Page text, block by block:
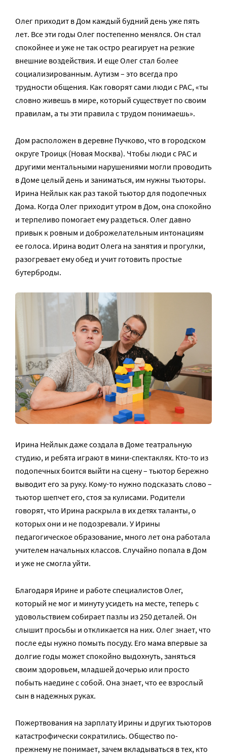
Олег приходит в Дом каждый будний день уже пять
лет. Все эти годы Олег постепенно менялся. Он стал
спокойнее и уже не так остро реагирует на резкие
внешние воздействия. И еще Олег стал более
социализированным. Аутизм – это всегда про
трудности общения. Как говорят сами люди с РАС, «ты
словно живешь в мире, который существует по своим
правилам, а ты эти правила с трудом понимаешь».
Дом расположен в деревне Пучково, что в городском
округе Троицк (Новая Москва). Чтобы люди с РАС и
другими ментальными нарушениями могли проводить
в Доме целый день и заниматься, им нужны тьюторы.
Ирина Нейлык как раз такой тьютор для подопечных
Дома. Когда Олег приходит утром в Дом, она спокойно
и терпеливо помогает ему раздеться. Олег давно
привык к ровным и доброжелательным интонациям
ее голоса. Ирина водит Олега на занятия и прогулки,
разогревает ему обед и учит готовить простые
бутерброды.
Ирина Нейлык даже создала в Доме театральную
студию, и ребята играют в мини-спектаклях. Кто-то из
подопечных боится выйти на сцену – тьютор бережно
выводит его за руку. Кому-то нужно подсказать слово –
тьютор шепчет его, стоя за кулисами. Родители
говорят, что Ирина раскрыла в их детях таланты, о
которых они и не подозревали. У Ирины
педагогическое образование, много лет она работала
учителем начальных классов. Случайно попала в Дом
и уже не смогла уйти.
Благодаря Ирине и работе специалистов Олег,
который не мог и минуту усидеть на месте, теперь с
удовольствием собирает пазлы из 250 деталей. Он
слышит просьбы и откликается на них. Олег знает, что
после еды нужно помыть посуду. Его мама впервые за
долгие годы может спокойно выдохнуть, заняться
своим здоровьем, младшей дочерью или просто
побыть наедине с собой. Она знает, что ее взрослый
сын в надежных руках.
Пожертвования на зарплату Ирины и других тьюторов
катастрофически сократились. Общество по-
прежнему не понимает, зачем вкладываться в тех, кто